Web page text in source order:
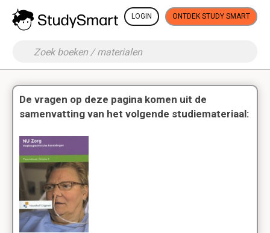
LOGIN ONTDEK STUDY SMART
De vragen op deze pagina komen uit de
samenvatting van het volgende studiemateriaal: